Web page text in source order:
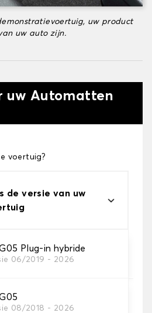
uw product
uw auto zijn.
uw Automatten
voertuig?
de versie van uw
Plug-in hybride
06/2019 - 2026
08/2018 - 2026
uw automatten